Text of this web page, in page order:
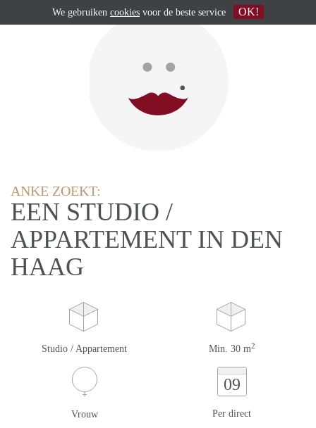
ANKE ZOEKT:
EEN STUDIO /
APPARTEMENT IN DEN
HAAG
Studio / Appartement Min. 30 m2
Vrouw
09
Per direct
We gebruiken cookies voor de beste service OK!